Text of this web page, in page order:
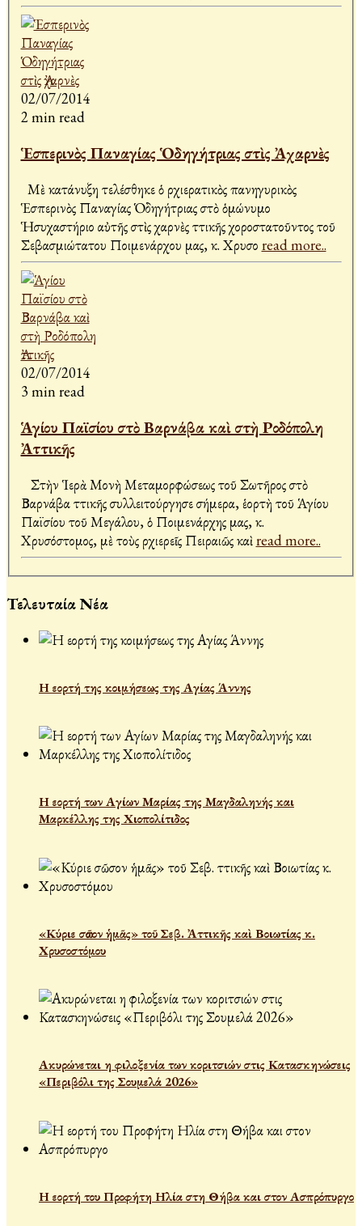
02/07/2014
2 min read
Ἑσπερινὸς Παναγίας Ὁδηγήτριας στὶς Ἀχαρνὲς
Μὲ κατάνυξη τελέσθηκε ὁ Ἀρχιερατικὸς πανηγυρικὸς
Ἑσπερινὸς Παναγίας Ὁδηγήτριας στὸ ὁμώνυμο
Ἡσυχαστήριο αὐτῆς στὶς Ἀχαρνὲς Ἀττικῆς χοροστατοῦντος τοῦ
Σεβασμιώτατου Ποιμενάρχου μας, κ. Χρυσο read more..
02/07/2014
3 min read
Ἁγίου Παϊσίου στὸ Βαρνάβα καὶ στὴ Ροδόπολη
Ἀττικῆς
Στὴν Ἱερὰ Μονὴ Μεταμορφώσεως τοῦ Σωτῆρος στὸ
Βαρνάβα Ἀττικῆς συλλειτούργησε σήμερα, ἑορτὴ τοῦ Ἁγίου
Παϊσίου τοῦ Μεγάλου, ὁ Ποιμενάρχης μας, κ.
Χρυσόστομος, μὲ τοὺς Ἀρχιερεῖς Πειραιῶς καὶread more..
Τελευταία Νέα
Η εορτή της κοιμήσεως της Αγίας Άννης
Η εορτή των Αγίων Μαρίας της Μαγδαληνής και
Μαρκέλλης της Χιοπολίτιδος
«Κύριε σῶσον ἡμᾶς» τοῦ Σεβ. Ἀττικῆς καὶ Βοιωτίας κ.
Χρυσοστόμου
Ακυρώνεται η φιλοξενία των κοριτσιών στις Κατασκηνώσεις
«Περιβόλι της Σουμελά 2026»
Η εορτή του Προφήτη Ηλία στη Θήβα και στον Ασπρόπυργο